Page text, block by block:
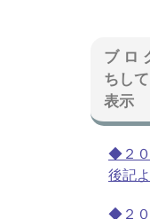
ブ ロ
ちし
表示
◆２
後記
◆２